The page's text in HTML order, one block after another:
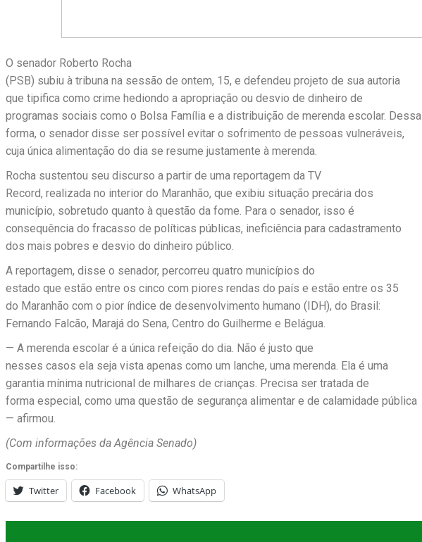
O senador Roberto Rocha
(PSB) subiu à tribuna na sessão de ontem, 15, e defendeu projeto de sua autoria
que tipifica como crime hediondo a apropriação ou desvio de dinheiro de
programas sociais como o Bolsa Família e a distribuição de merenda escolar. Dessa
forma, o senador disse ser possível evitar o sofrimento de pessoas vulneráveis,
cuja única alimentação do dia se resume justamente à merenda.
Rocha sustentou seu discurso a partir de uma reportagem da TV
Record, realizada no interior do Maranhão, que exibiu situação precária dos
município, sobretudo quanto à questão da fome. Para o senador, isso é
consequência do fracasso de políticas públicas, ineficiência para cadastramento
dos mais pobres e desvio do dinheiro público.
A reportagem, disse o senador, percorreu quatro municípios do
estado que estão entre os cinco com piores rendas do país e estão entre os 35
do Maranhão com o pior índice de desenvolvimento humano (IDH), do Brasil:
Fernando Falcão, Marajá do Sena, Centro do Guilherme e Belágua.
— A merenda escolar é a única refeição do dia. Não é justo que
nesses casos ela seja vista apenas como um lanche, uma merenda. Ela é uma
garantia mínima nutricional de milhares de crianças. Precisa ser tratada de
forma especial, como uma questão de segurança alimentar e de calamidade pública
— afirmou.
(Com informações da Agência Senado)
Compartilhe isso:
Twitter Facebook WhatsApp